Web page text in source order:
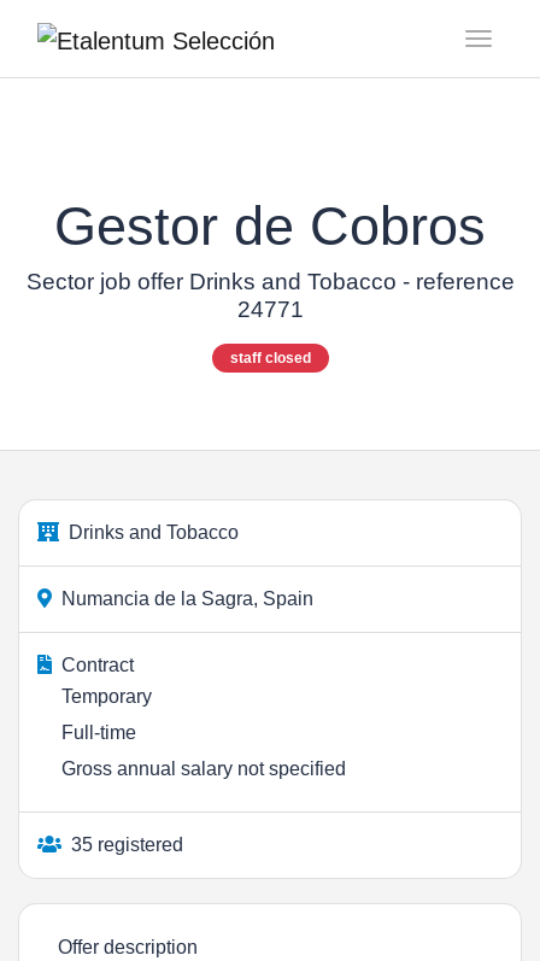
Gestor de Cobros
Sector job offer Drinks and Tobacco - reference
24771
staff closed
Drinks and Tobacco
Numancia de la Sagra, Spain
Contract
Temporary
Full-time
Gross annual salary not specified
35 registered
Offer description